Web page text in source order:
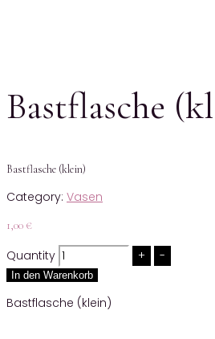
Bastflasche
Bastflasche (klein)
Category: Vasen
1,00 €
Quantity
In den Warenkorb
Bastflasche (klein)